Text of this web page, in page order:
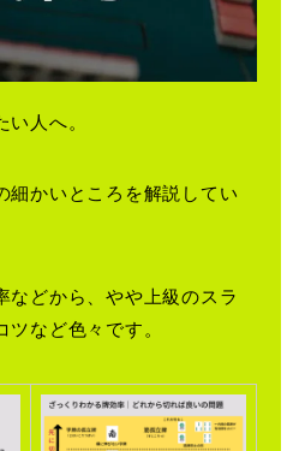
人へ。
細かいところを解説してい
などから、やや上級のスラ
など色々です。